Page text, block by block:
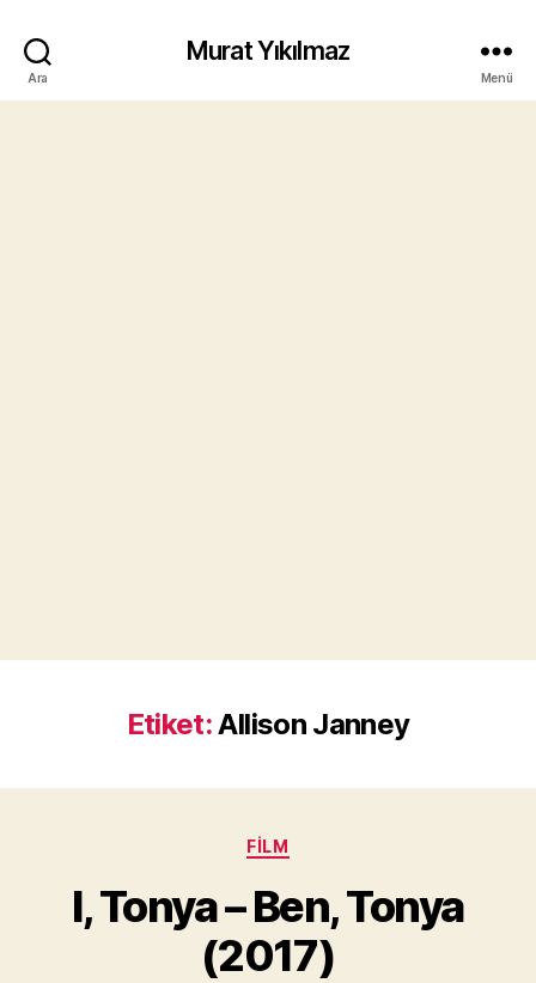
Ara
Murat Yıkılmaz
Menü
Etiket:Allison Janney
Kategoriler
FILM
I, Tonya – Ben, Tonya
(2017)
r
M
u